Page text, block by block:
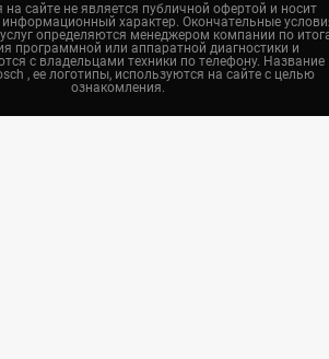
сайте не является публичной офертой и носит
характер. Окончательные
определяются менеджером компании по
программной или аппаратной диагностики и
с владельцами техники по телефону. Название
, ее логотипы, используются на сайте с целью
ознакомления.